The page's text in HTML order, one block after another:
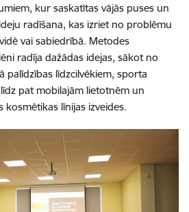
kur saskatītas vājās puses un
radīšana, kas izriet no problēmu
vai sabiedrībā. Metodes
radīja dažādas idejas, sākot no
palīdzības līdzcilvēkiem, sporta
pat mobilajām lietotnēm un
līnijas izveides.